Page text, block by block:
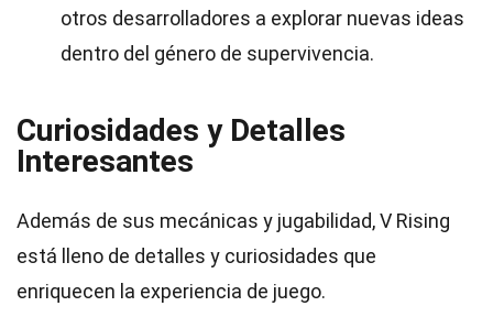
otros desarrolladores a explorar nuevas ideas
dentro del género de supervivencia.
Curiosidades y Detalles
Interesantes
Además de sus mecánicas y jugabilidad, V Rising
está lleno de detalles y curiosidades que
enriquecen la experiencia de juego.